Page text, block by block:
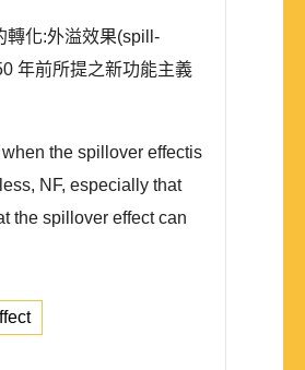
轉化:外溢效果(spill-
年前所提之新功能主義
the spillover effectis
NF, especially that
the spillover effect can